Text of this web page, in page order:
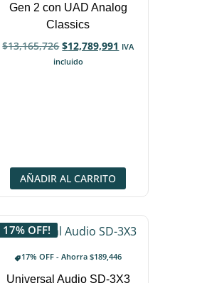
Gen 2 con UAD Analog
Classics
$13,165,726 $12,789,991 IVA
incluido
AÑADIR AL CARRITO
17% OFF!
17% OFF - Ahorra$189,446
Universal Audio SD-3X3